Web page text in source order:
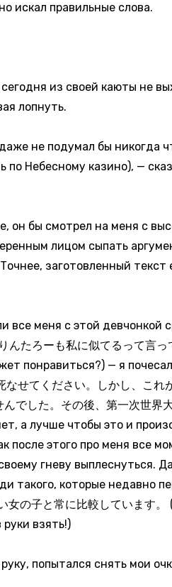
искал правильные слова.
из своей каюты не
лопнуть.
не подумал бы никогда
по Небесному казино), —
он бы смотрел на меня с
лицом сыпать
заготовленный текст
все меня с этой девчонкой
たろーも私に似てるって言っ
понравиться?) — я
せてください。しかし、これ
でした。その後、第一次世界
а лучше чтобы это и
этого про меня все
гневу выплеснуться.
такого, которые недавно
女の子と常に比較しています
взять!)
попытался снять мои